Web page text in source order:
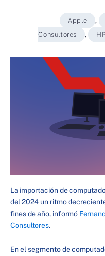
Apple ,
Consultores
,
La importación de
del 2024 un ritmo
fines de año, informó
Consultores.
En el segmento de